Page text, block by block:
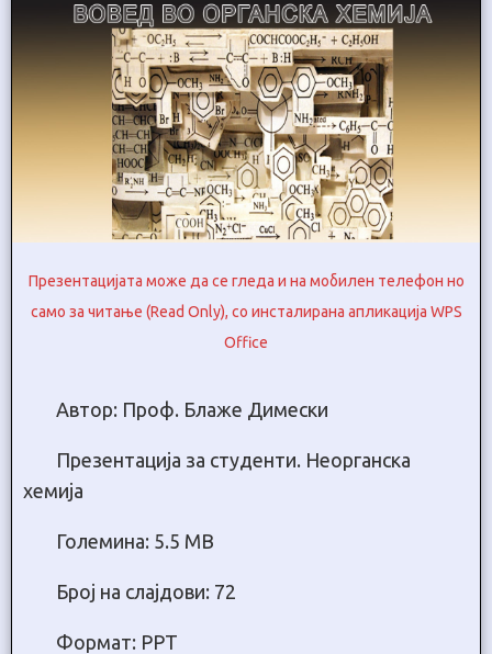
Презентацијата може да се гледа и на мобилен телефон но
само за читање (Read Only), со инсталирана апликација WPS
Office
Автор: Проф. Блаже Димески
Презентација за студенти. Неорганска
хемија
Големина: 5.5 МB
Број на слајдови: 72
Формат: PPT